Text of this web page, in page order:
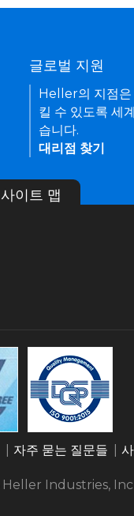
글로벌 지원
Heller의 지점은
킬 수 있도록 세
습니다.
대리점 찾기
사이트 맵
자주 묻는 질문들
Heller Industries, Inc